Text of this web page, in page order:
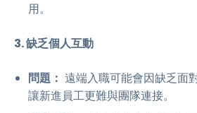
用。
3. 缺乏個人互動
問題： 遠端入職可能會因缺乏面
讓新進員工更難與團隊連接。